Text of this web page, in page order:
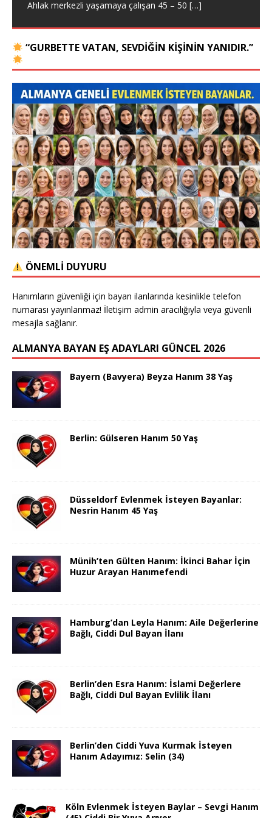
Ahlak merkezli yaşamaya çalışan 45 – 50 […]
“GURBETTE VATAN, SEVDIĞIN KIŞININ YANIDIR.”
ÖNEMLİ DUYURU
Hanımların güvenliği için bayan ilanlarında kesinlikle telefon
numarası yayınlanmaz! İletişim admin aracılığıyla veya güvenli
mesajla sağlanır.
ALMANYA BAYAN EŞ ADAYLARI GÜNCEL 2026
Bayern (Bavyera) Beyza Hanım 38 Yaş
Berlin: Gülseren Hanım 50 Yaş
Düsseldorf Evlenmek İsteyen Bayanlar:
Nesrin Hanım 45 Yaş
Münih’ten Gülten Hanım: İkinci Bahar İçin
Huzur Arayan Hanımefendi
Hamburg’dan Leyla Hanım: Aile Değerlerine
Bağlı, Ciddi Dul Bayan İlanı
Berlin’den Esra Hanım: İslami Değerlere
Bağlı, Ciddi Dul Bayan Evlilik İlanı
Berlin’den Ciddi Yuva Kurmak İsteyen
Hanım Adayımız: Selin (34)
Köln Evlenmek İsteyen Baylar – Sevgi Hanım